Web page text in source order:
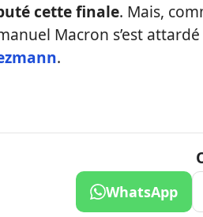
cette finale. Mais,
Macron s’est
.
WhatsApp